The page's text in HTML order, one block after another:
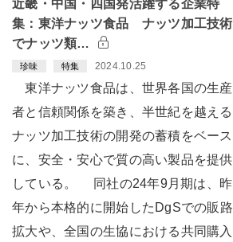
近畿・中国・四国発活躍する企業特
集：東洋ナッツ食品 ナッツ加工技術
でナッツ類…
珍味 特集 2024.10.25
東洋ナッツ食品は、世界各国の生産
者と信頼関係を築き、半世紀を越える
ナッツ加工技術の開発の蓄積をベース
に、安全・安心で質の高い製品を提供
している。 同社の24年9月期は、昨
年から本格的に開始したDgSでの販路
拡大や、全国の生協における共同購入